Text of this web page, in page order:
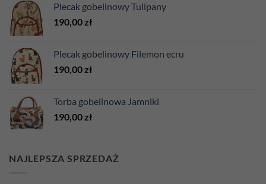
Plecak gobelinowy Tulipany
190,00 zł
Plecak gobelinowy Filemon ecru
190,00 zł
Torba gobelinowa Jamniki
190,00 zł
NAJLEPSZA SPRZEDAŻ